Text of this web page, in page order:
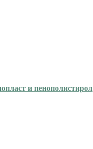
и пенополистирол